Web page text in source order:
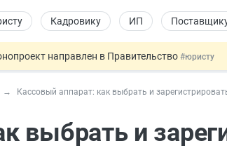
Кадровику ИП
направлен в Правительство #юристу
профрисков#кадровику
по 44-ФЗ #заказчику
Кассовый аппарат: как выбрать и
выбрать и